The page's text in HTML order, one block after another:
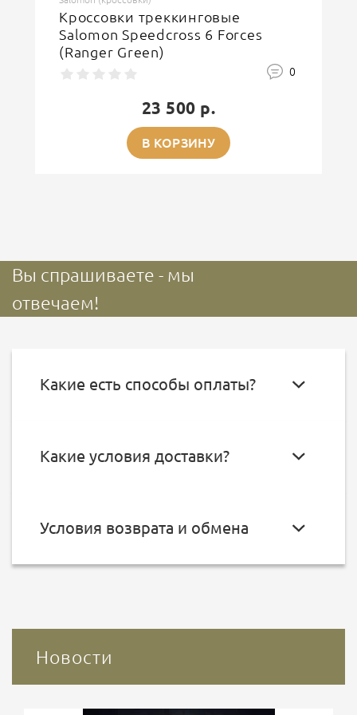
Кроссовки треккинговые
Salomon Speedcross 6 Forces
(Ranger Green)
0
23 500 р.
В КОРЗИНУ
Вы спрашиваете - мы
отвечаем!
Какие есть способы оплаты?
Какие условия доставки?
Условия возврата и обмена
Новости